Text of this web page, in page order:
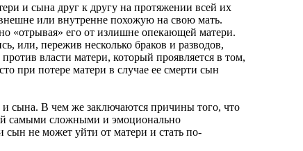
и сына друг к другу на протяжении всей их
или внутренне похожую на свою мать.
«отрывая» его от излишне опекающей матери.
или, пережив несколько браков и разводов,
власти матери, который проявляется в том,
при потере матери в случае ее смерти сын
сына. В чем же заключаются причины того, что
самыми сложными и эмоционально
не может уйти от матери и стать по-